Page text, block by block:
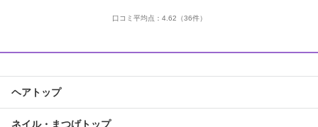
口コミ平均点： 4.62 （36件）
ヘアトップ
ネイル・まつげトップ